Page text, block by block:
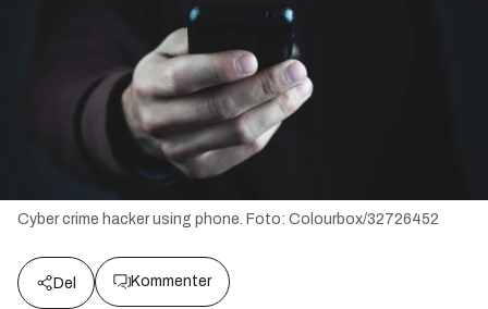
Cyber crime hacker using phone. Foto: Colourbox/32726452
Del Kommenter